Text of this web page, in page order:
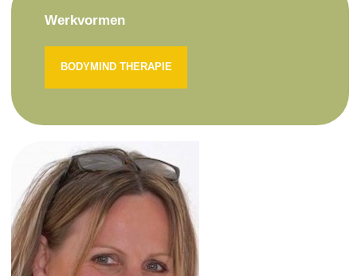
Werkvormen
BODYMIND THERAPIE